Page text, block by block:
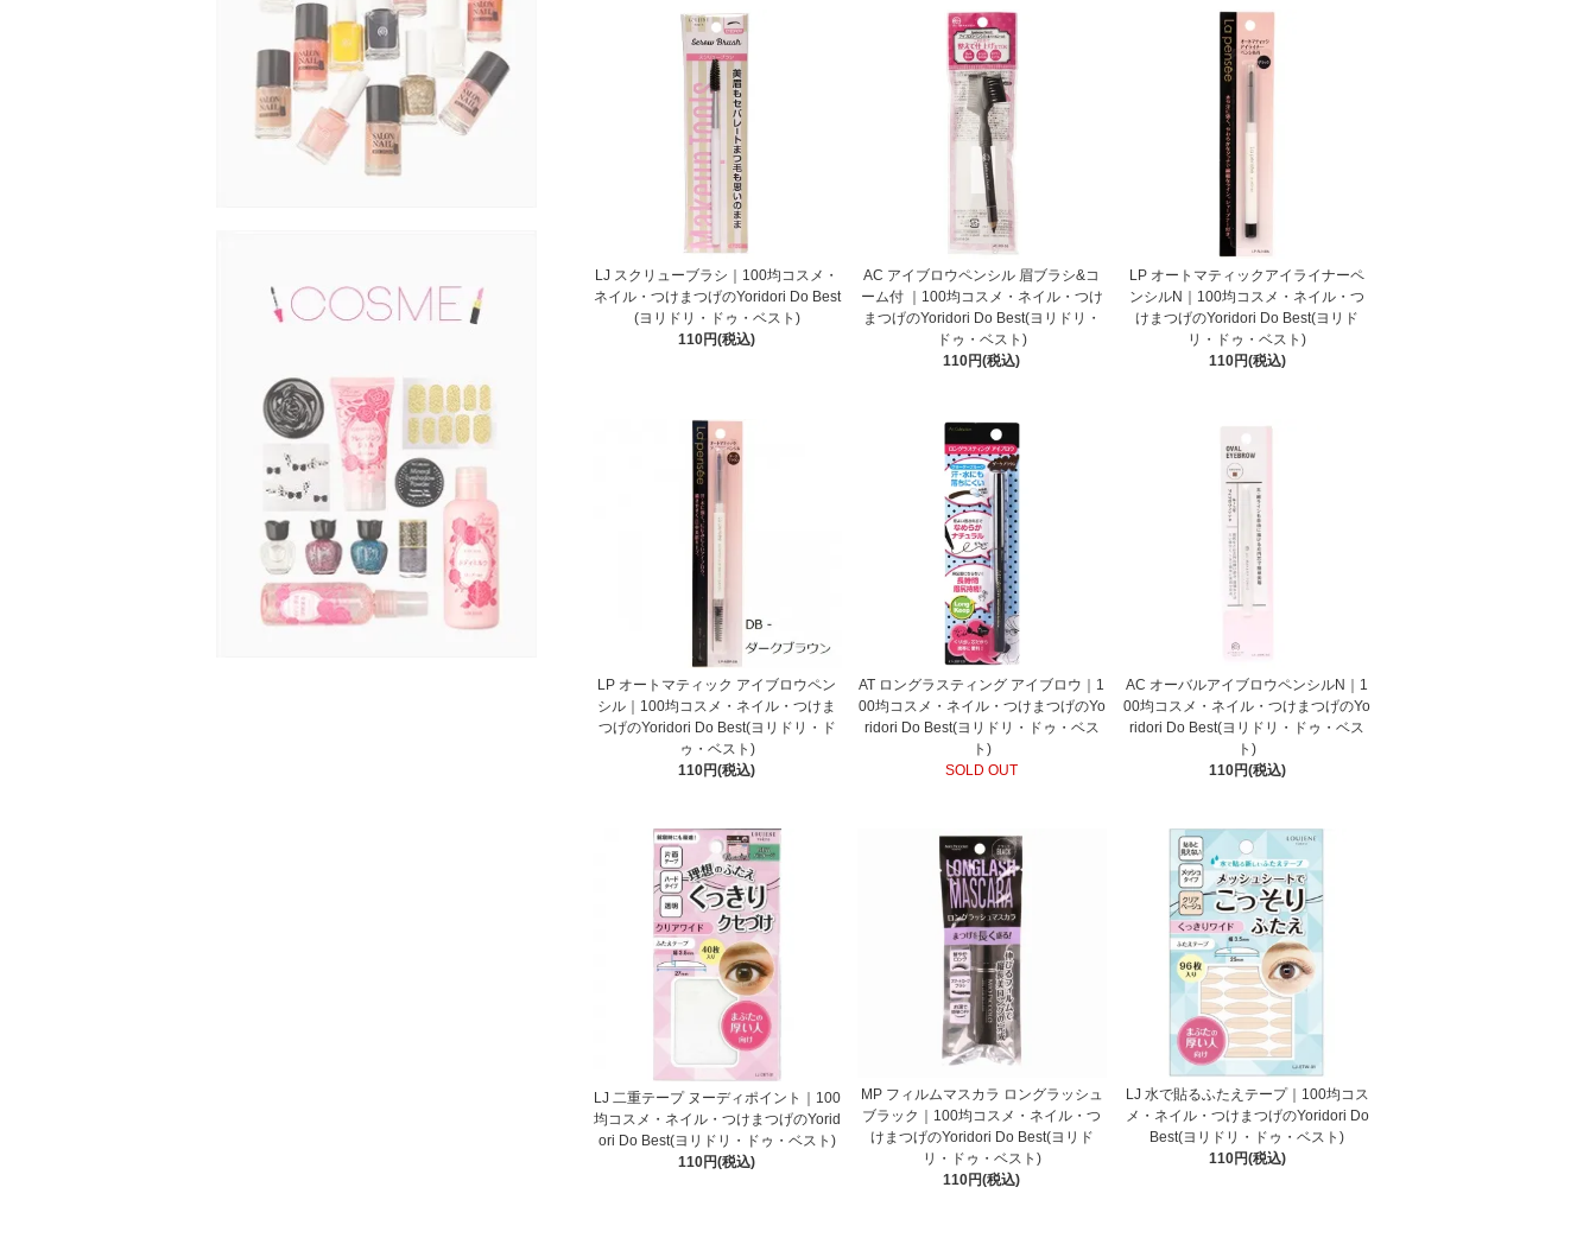
LJ スクリューブラシ｜100均コスメ・
ネイル・つけまつげのYoridori Do Best
(ヨリドリ・ドゥ・ベスト)
110円(税込)
AC アイブロウペンシル 眉ブラシ&コ
ーム付 ｜100均コスメ・ネイル・つけ
まつげのYoridori Do Best(ヨリドリ・
ドゥ・ベスト)
110円(税込)
LP オートマティックアイライナーペ
ンシルN｜100均コスメ・ネイル・つ
けまつげのYoridori Do Best(ヨリド
リ・ドゥ・ベスト)
110円(税込)
LP オートマティック アイブロウペン
シル｜100均コスメ・ネイル・つけま
つげのYoridori Do Best(ヨリドリ・ド
ゥ・ベスト)
110円(税込)
AT ロングラスティング アイブロウ｜1
00均コスメ・ネイル・つけまつげのYo
ridori Do Best(ヨリドリ・ドゥ・ベス
ト)
SOLD OUT
AC オーバルアイブロウペンシルN｜1
00均コスメ・ネイル・つけまつげのYo
ridori Do Best(ヨリドリ・ドゥ・ベス
ト)
110円(税込)
LJ 二重テープ ヌーディポイント｜100
均コスメ・ネイル・つけまつげのYorid
ori Do Best(ヨリドリ・ドゥ・ベスト)
110円(税込)
MP フィルムマスカラ ロングラッシュ
ブラック｜100均コスメ・ネイル・つ
けまつげのYoridori Do Best(ヨリド
リ・ドゥ・ベスト)
110円(税込)
LJ 水で貼るふたえテープ｜100均コス
メ・ネイル・つけまつげのYoridori Do
Best(ヨリドリ・ドゥ・ベスト)
110円(税込)